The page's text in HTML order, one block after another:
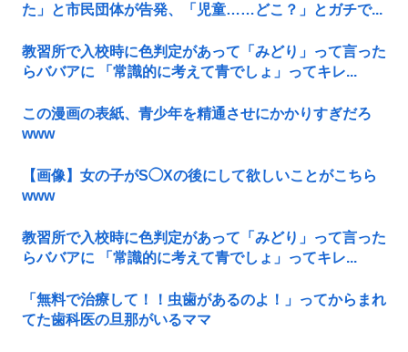
た」と市民団体が告発、「児童……どこ？」とガチで...
教習所で入校時に色判定があって「みどり」って言った
らババアに 「常識的に考えて青でしょ」ってキレ...
この漫画の表紙、青少年を精通させにかかりすぎだろ
www
【画像】女の子がS◯Xの後にして欲しいことがこちら
www
教習所で入校時に色判定があって「みどり」って言った
らババアに 「常識的に考えて青でしょ」ってキレ...
「無料で治療して！！虫歯があるのよ！」ってからまれ
てた歯科医の旦那がいるママ